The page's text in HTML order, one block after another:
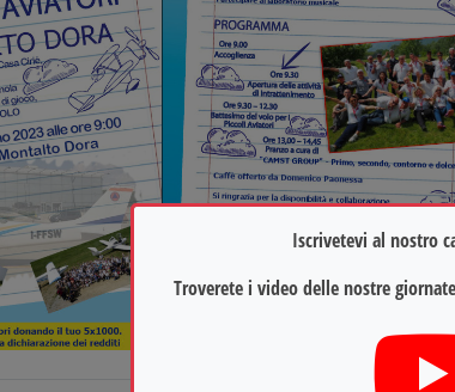
Iscrivetevi al nostro
Troverete i video delle nostre